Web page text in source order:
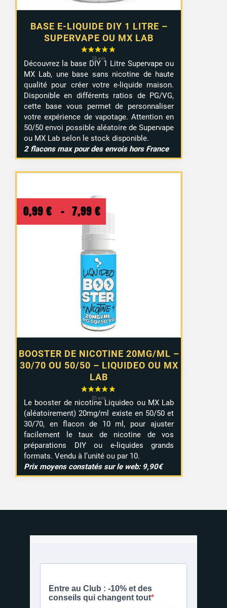
BASE E-LIQUIDE DIY 1 LITRE –
SUPERVAPE OU MX LAB
Découvrez la base DIY 1 Litre Supervape ou
MX Lab, une base sans nicotine de haute
qualité pour créer votre e-liquide maison.
Disponible en différents ratios de PG/VG,
cette base vous permet de personnaliser
votre expérience de vapotage. Attention en
50/50 envoi possible aléatoire de Supervape
ou MX Lab selon le stock disponible.
2 flacons max pour des envois hors France
BOOSTER DE NICOTINE 20MG/ML –
30/70 OU 50/50 – LIQUIDEO OU MX
LAB
0,99 € – 7,99 € Plage
de
prix :
0,99 €
à
7,99 €
Le booster de nicotine Liquideo ou MX Lab
(aléatoirement) 20mg/ml existe en 50/50 et
30/70, en flacon de 10 ml, pour ajuster
facilement le taux de nicotine de vos
préparations DIY ou e-liquides grands
formats. Vendu à l’unité ou par 10.
Prix moyens constatés sur le web: 9,90€